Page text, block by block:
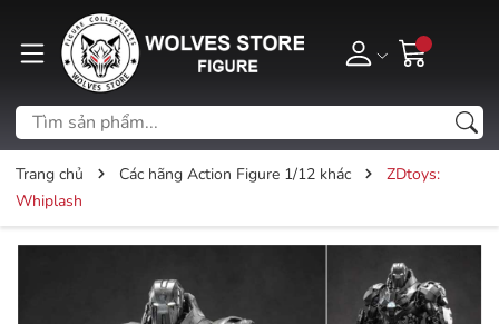
Trang chủ Các hãng Action Figure 1/12 khác
ZDtoys:
Whiplash